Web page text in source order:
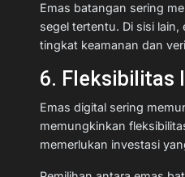
Emas batangan sering
segel tertentu. Di sisi
tingkat keamanan dan
6. Fleksibilitas
Emas digital sering
memungkinkan
memerlukan investasi